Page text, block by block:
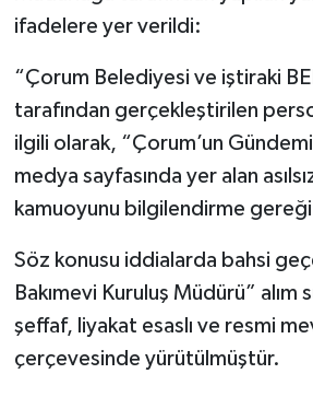
ifadelere yer verildi:
“Çorum Belediyesi ve iştiraki
tarafından gerçekleştirilen
ilgili olarak, “Çorum’un
medya sayfasında yer alan
kamuoyunu bilgilendirme
Söz konusu iddialarda bahsi
Bakımevi Kuruluş Müdürü”
şeffaf, liyakat esaslı ve resmi
çerçevesinde yürütülmüştür.